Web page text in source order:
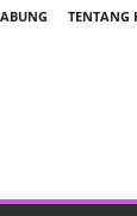
TENTANG